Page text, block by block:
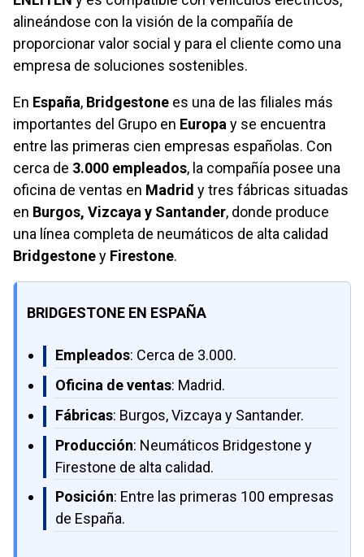
alineándose con la visión de la compañía de
proporcionar valor social y para el cliente como una
empresa de soluciones sostenibles.
En España, Bridgestone es una de las filiales más
importantes del Grupo en Europay se encuentra
entre las primeras cien empresas españolas. Con
cerca de 3.000 empleados, la compañía posee una
oficina de ventas en Madrid y tres fábricas situadas
en Burgos, Vizcaya y Santander, donde produce
una línea completa de neumáticos de alta calidad
Bridgestoney Firestone.
BRIDGESTONE EN ESPAÑA
Empleados: Cerca de 3.000.
Oficina de ventas: Madrid.
Fábricas: Burgos, Vizcaya y Santander.
Producción: Neumáticos Bridgestone y
Firestone de alta calidad.
Posición: Entre las primeras 100 empresas
de España.